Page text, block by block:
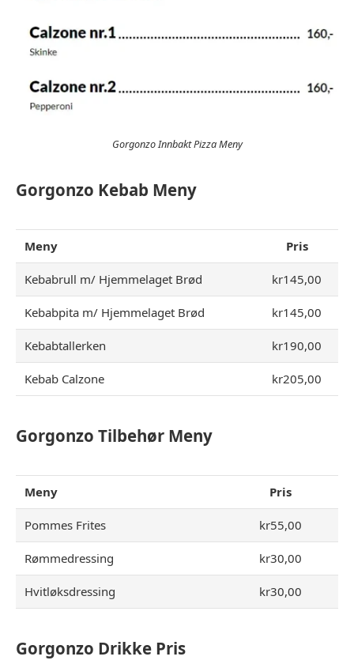
Gorgonzo Innbakt Pizza Meny
Gorgonzo Kebab Meny
Meny Pris
Kebabrull m/ Hjemmelaget Brød kr145,00
Kebabpita m/ Hjemmelaget Brød kr145,00
Kebabtallerken kr190,00
Kebab Calzone kr205,00
Gorgonzo Tilbehør Meny
Meny Pris
Pommes Frites kr55,00
Rømmedressing kr30,00
Hvitløksdressing kr30,00
Gorgonzo Drikke Pris